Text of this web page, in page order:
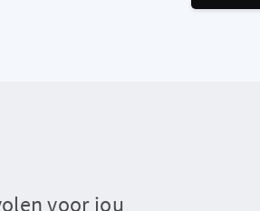
voor jou